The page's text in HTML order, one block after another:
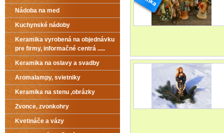
Nádoba na med
Kuchynské nádoby
Keramika vyrobená na objednávku
pre firmy, informačné centrá .....
Keramika na oslavy a svadby
Aromalampy, svietniky
Keramika na stenu ,obrázky
Zvonce, zvonkohry
Kvetináče a vázy